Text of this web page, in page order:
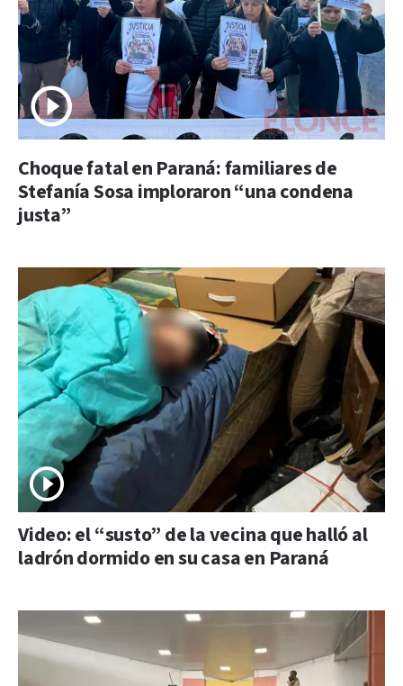
Choque fatal en Paraná: familiares de
Stefanía Sosa imploraron “una condena
justa”
Video: el “susto” de la vecina que halló al
ladrón dormido en su casa en Paraná